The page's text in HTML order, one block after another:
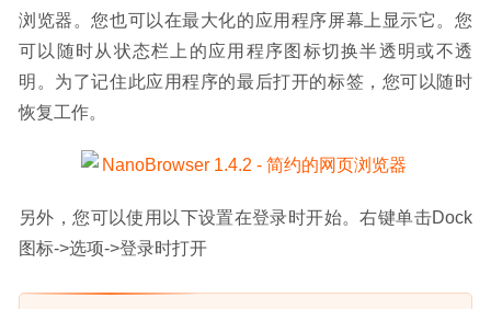
浏览器。您也可以在最大化的应用程序屏幕上显示它。您
可以随时从状态栏上的应用程序图标切换半透明或不透
明。为了记住此应用程序的最后打开的标签，您可以随时
恢复工作。
另外，您可以使用以下设置在登录时开始。右键单击Dock
图标->选项->登录时打开